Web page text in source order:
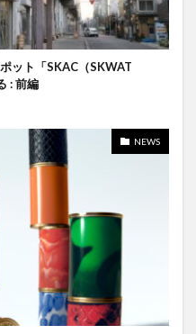
ット「SKAC（SKWAT
: 前編
NEWS